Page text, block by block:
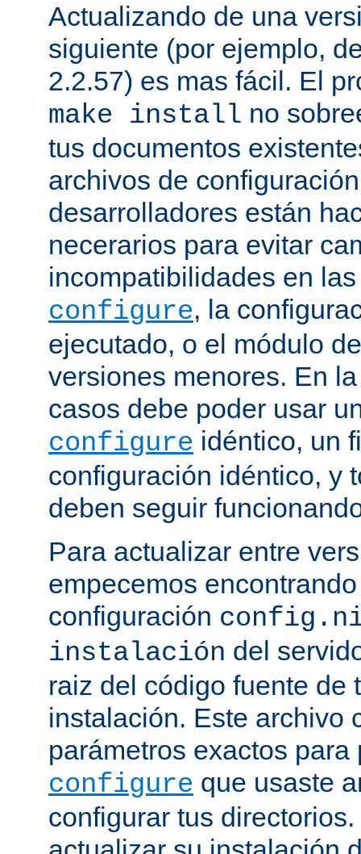
Actualizando de una
siguiente (por ejemplo,
2.2.57) es mas fácil. El
make install no
tus documentos
archivos de
desarrolladores están
necerarios para evitar
incompatibilidades en
configure, la
ejecutado, o el módulo
versiones menores. En
casos debe poder usar
configure idéntico, un
configuración idéntico, y
deben seguir
Para actualizar entre
empecemos
configuración
instalación del
raiz del código fuente de
instalación. Este archivo
parámetros exactos para
configure que usaste
configurar tus